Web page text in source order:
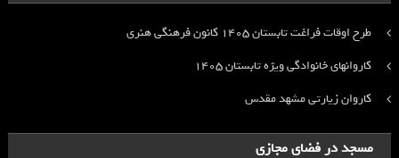
طرح اوقات فراغت تابستان ۱۴۰۵ کانون فرهنگی هنری
کاروانهای خانوادگی ویژه تابستان ۱۴۰۵
کاروان زیارتی مشهد مقدس
مسجد در فضای مجازی